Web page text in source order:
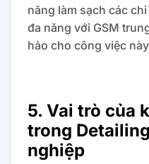
năng làm sạch các
đa năng với GSM
hảo cho công việc
5. Vai trò của
trong
nghiệp